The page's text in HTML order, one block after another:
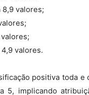
8,9 valores;
valores;
4,9 valores.
positiva toda e
5, implicando